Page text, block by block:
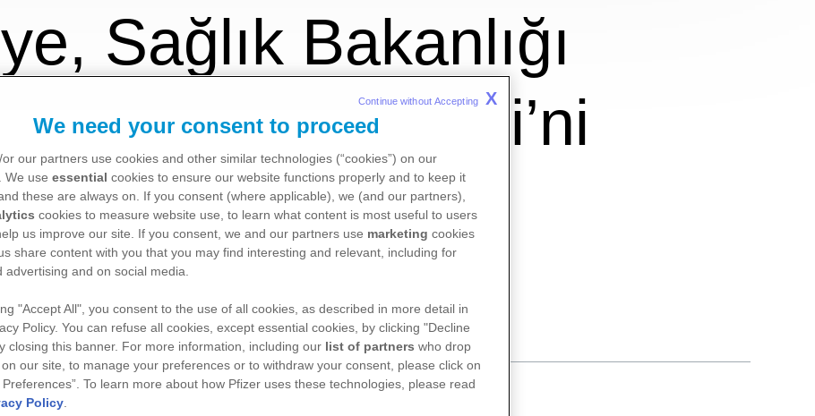
Sağlık Bakanlığı
Araştırma Eğitimi’ni
gerçekleştirdi
We need your consent to proceed
our partners use cookies and other similar technologies (“cookies”) on our
We use essential cookies to ensure our website functions properly and to keep it
these are always on. If you consent (where applicable), we (and our partners),
cookies to measure website use, to learn what content is most useful to users
us improve our site. If you consent, we and our partners use marketing cookies
share content with you that you may find interesting and relevant, including for
advertising and on social media.
"Accept All", you consent to the use of all cookies, as described in more detail in
Policy. You can refuse all cookies, except essential cookies, by clicking "Decline
closing this banner. For more information, including our list of partners who drop
our site, to manage your preferences or to withdraw your consent, please click on
Preferences”. To learn more about how Pfizer uses these technologies, please read
Policy
Continue without Accepting X